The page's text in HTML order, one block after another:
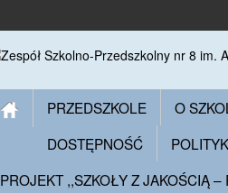
PRZEDSZKOLE O
DOSTĘPNOŚĆ
PROJEKT ,,SZKOŁY Z JAKOŚCIĄ